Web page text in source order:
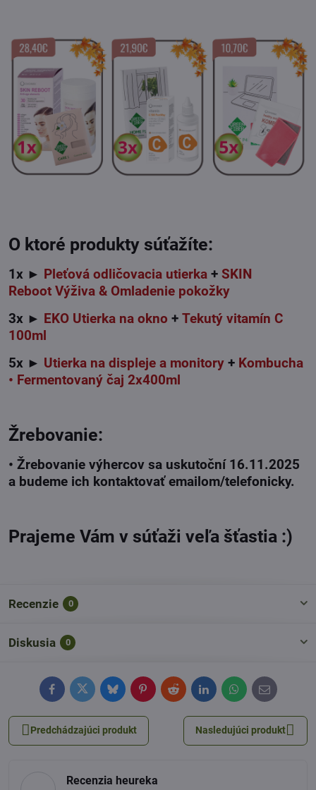
O ktoré produkty súťažíte:
1x ► Pleťová odličovacia utierka + SKIN
Reboot Výživa & Omladenie pokožky
3x ► EKO Utierka na okno + Tekutý vitamín C
100ml
5x ► Utierka na displeje a monitory + Kombucha
• Fermentovaný čaj 2x400ml
Žrebovanie:
• Žrebovanie výhercov sa uskutoční 16.11.2025
a budeme ich kontaktovať emailom/telefonicky.
Prajeme Vám v súťaži veľa šťastia :)
Recenzie 0
Diskusia 0
FacebookTwitterBlueskyPinterestRedditLinkedInWhatsApp
E-
mail
Predchádzajúci produkt Nasledujúci produkt
Recenzia heureka